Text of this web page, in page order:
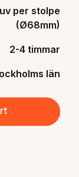
per stolpe
(Ø68mm)
2-4 timmar
län